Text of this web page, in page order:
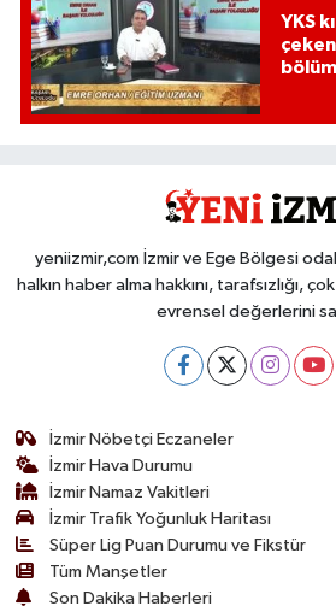
YKS
bölüm
yeniizmir,com İzmir ve Ege Bölgesi
halkın haber alma hakkını, tarafsızlığı,
evrensel değerlerini
İzmir Nöbetçi Eczaneler
İzmir Hava Durumu
İzmir Namaz Vakitleri
İzmir Trafik Yoğunluk Haritası
Süper Lig Puan Durumu ve Fikstür
Tüm Manşetler
Son Dakika Haberleri